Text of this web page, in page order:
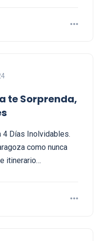
te Sorprenda,
4 Días Inolvidables.
como nunca
itinerario…